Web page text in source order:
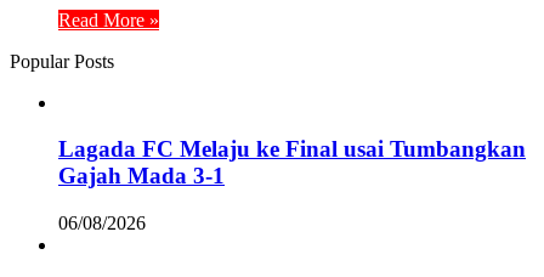
Read More »
Popular Posts
Lagada FC Melaju ke Final usai Tumbangkan
Gajah Mada 3-1
06/08/2026